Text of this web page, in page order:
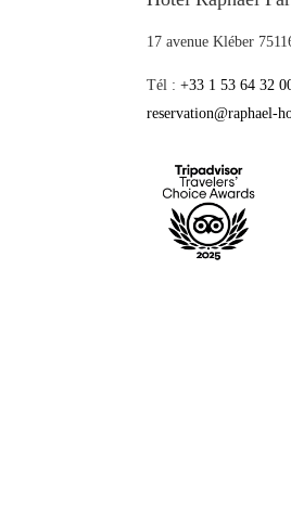
17 avenue Kléber
Tél : +33 1 53 64 32
reservation@raphael-